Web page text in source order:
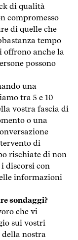
di qualità
compromesso
di quelle che
tempo
offrono anche la
possono
una
tra 5 e 10
vostra fascia di
o una
di
rischiate di non
discorsi con
informazioni
sondaggi?
che vi
sui vostri
della nostra